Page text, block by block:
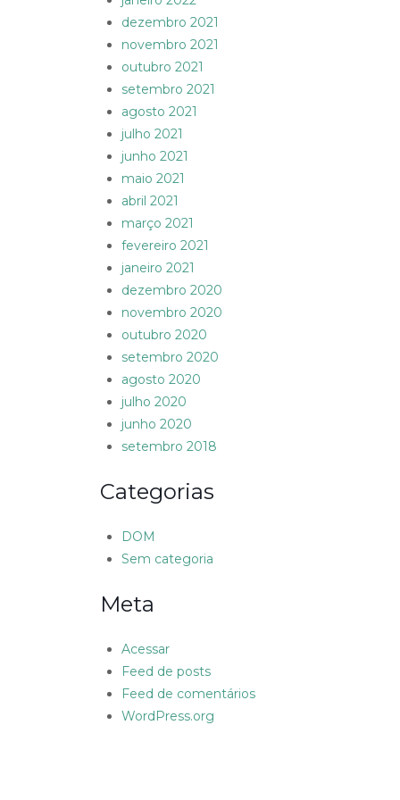
dezembro 2021
novembro 2021
outubro 2021
setembro 2021
agosto 2021
julho 2021
junho 2021
maio 2021
abril 2021
março 2021
fevereiro 2021
janeiro 2021
dezembro 2020
novembro 2020
outubro 2020
setembro 2020
agosto 2020
julho 2020
junho 2020
setembro 2018
Categorias
DOM
Sem categoria
Meta
Acessar
Feed de posts
Feed de comentários
WordPress.org